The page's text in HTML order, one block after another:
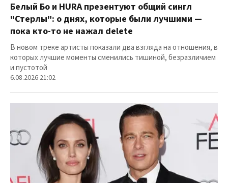
Белый Бо и HURA презентуют общий сингл
"Стерлы": о днях, которые были лучшими —
пока кто-то не нажал delete
В новом треке артисты показали два взгляда на отношения, в
которых лучшие моменты сменились тишиной, безразличием
и пустотой
6.08.2026 21:02